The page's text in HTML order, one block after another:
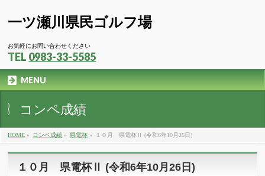
一ツ瀬川県民ゴルフ場
お気軽にお問い合わせください
TEL 0983-33-5585
MENU
コンペ成績
HOME » コンペ成績 » 県電杯 » １０月 県電杯Ⅱ (令和6年10月26日)
１０月 県電杯Ⅱ (令和6年10月26日)